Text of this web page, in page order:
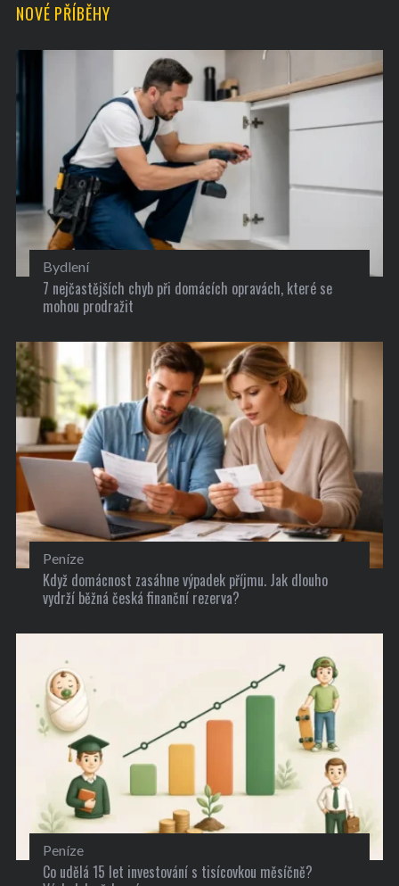
NOVÉ PŘÍBĚHY
Bydlení
7 nejčastějších chyb při domácích opravách, které se
mohou prodražit
Peníze
Když domácnost zasáhne výpadek příjmu. Jak dlouho
vydrží běžná česká finanční rezerva?
Peníze
Co udělá 15 let investování s tisícovkou měsíčně?